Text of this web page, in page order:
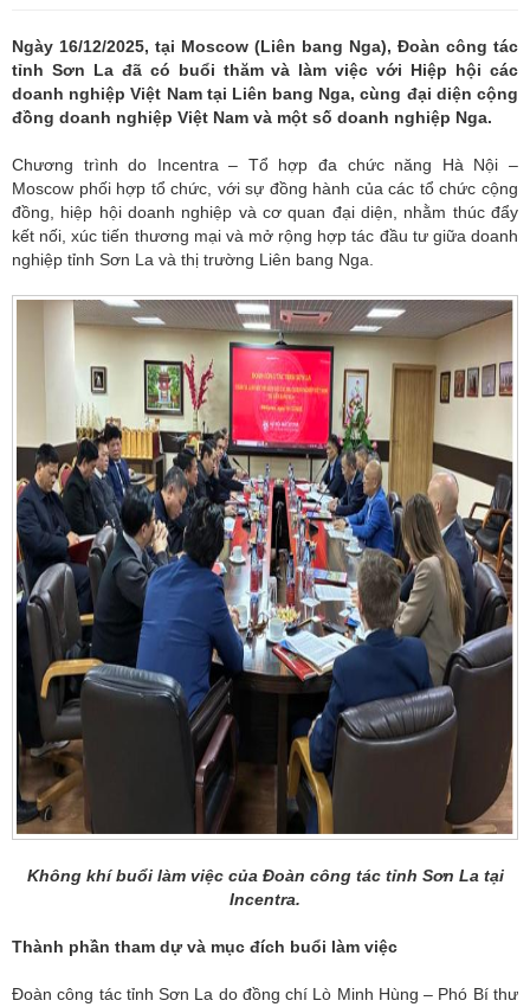
Ngày 16/12/2025, tại Moscow (Liên bang Nga), Đoàn công tác
tỉnh Sơn La đã có buổi thăm và làm việc với Hiệp hội các
doanh nghiệp Việt Nam tại Liên bang Nga, cùng đại diện cộng
đồng doanh nghiệp Việt Nam và một số doanh nghiệp Nga.
Chương trình do Incentra – Tổ hợp đa chức năng Hà Nội –
Moscow phối hợp tổ chức, với sự đồng hành của các tổ chức cộng
đồng, hiệp hội doanh nghiệp và cơ quan đại diện, nhằm thúc đẩy
kết nối, xúc tiến thương mại và mở rộng hợp tác đầu tư giữa doanh
nghiệp tỉnh Sơn La và thị trường Liên bang Nga.
Không khí buổi làm việc của Đoàn công tác tỉnh Sơn La tại
Incentra.
Thành phần tham dự và mục đích buổi làm việc
Đoàn công tác tỉnh Sơn La do đồng chí Lò Minh Hùng – Phó Bí thư